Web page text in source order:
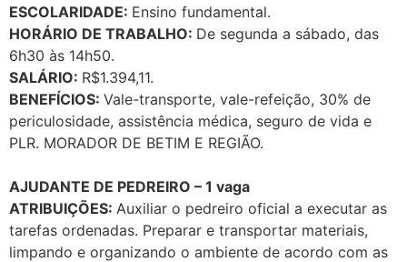
ESCOLARIDADE: Ensino fundamental.
HORÁRIO DE TRABALHO: De segunda a sábado, das
6h30 às 14h50.
SALÁRIO: R$1.394,11.
BENEFÍCIOS: Vale-transporte, vale-refeição, 30% de
periculosidade, assistência médica, seguro de vida e
PLR. MORADOR DE BETIM E REGIÃO.
AJUDANTE DE PEDREIRO – 1 vaga
ATRIBUIÇÕES: Auxiliar o pedreiro oficial a executar as
tarefas ordenadas. Preparar e transportar materiais,
limpando e organizando o ambiente de acordo com as